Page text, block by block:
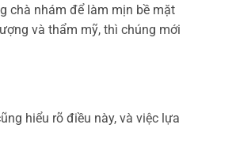
chà nhám để làm mịn bề mặt
và thẩm mỹ, thì chúng mới
hiểu rõ điều này, và việc lựa